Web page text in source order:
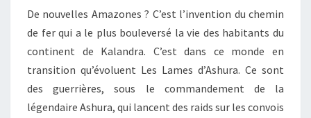
De nouvelles Amazones ? C’est l’invention du chemin
de fer qui a le plus bouleversé la vie des habitants du
continent de Kalandra. C’est dans ce monde en
transition qu’évoluent Les Lames d’Ashura. Ce sont
des guerrières, sous le commandement de la
légendaire Ashura, qui lancent des raids sur les convois